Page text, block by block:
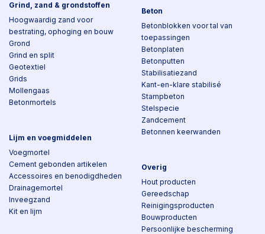
Grind, zand & grondstoffen
Hoogwaardig zand voor
bestrating, ophoging en bouw
Grond
Grind en split
Geotextiel
Grids
Mollengaas
Betonmortels
Lijm en voegmiddelen
Voegmortel
Cement gebonden artikelen
Accessoires en benodigdheden
Drainagemortel
Inveegzand
Kit en lijm
Beton
Betonblokken voor tal van
toepassingen
Betonplaten
Betonputten
Stabilisatiezand
Kant-en-klare stabilisé
Stampbeton
Stelspecie
Zandcement
Betonnen keerwanden
Overig
Hout producten
Gereedschap
Reinigingsproducten
Bouwproducten
Persoonlijke bescherming